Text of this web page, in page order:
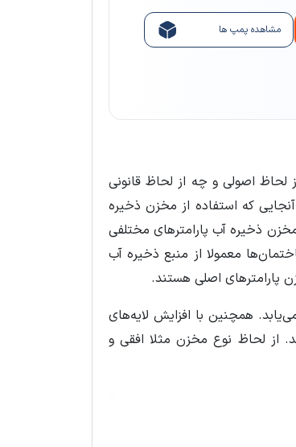
مشاهده پمپ ها
لحاظ اصولی و چه از لحاظ قانونی
که استفاده از مخزن ذخیره
ذخیره آب پارامترهای مختلفی
معمولا از منبع ذخیره آب
پارامترهای اصلی هستند.
همچنین با افزایش لایه‌های
از لحاظ نوع مخزن مثلا افقی و